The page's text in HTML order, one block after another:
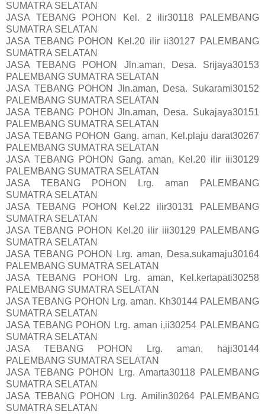
SUMATRA SELATAN
JASA TEBANG POHON Kel. 2 ilir30118 PALEMBANG
SUMATRA SELATAN
JASA TEBANG POHON Kel.20 ilir ii30127 PALEMBANG
SUMATRA SELATAN
JASA TEBANG POHON Jln.aman, Desa. Srijaya30153
PALEMBANG SUMATRA SELATAN
JASA TEBANG POHON Jln.aman, Desa. Sukarami30152
PALEMBANG SUMATRA SELATAN
JASA TEBANG POHON Jln.aman, Desa. Sukajaya30151
PALEMBANG SUMATRA SELATAN
JASA TEBANG POHON Gang. aman, Kel.plaju darat30267
PALEMBANG SUMATRA SELATAN
JASA TEBANG POHON Gang. aman, Kel.20 ilir iii30129
PALEMBANG SUMATRA SELATAN
JASA TEBANG POHON Lrg. aman PALEMBANG
SUMATRA SELATAN
JASA TEBANG POHON Kel.22 ilir30131 PALEMBANG
SUMATRA SELATAN
JASA TEBANG POHON Kel.20 ilir iii30129 PALEMBANG
SUMATRA SELATAN
JASA TEBANG POHON Lrg. aman, Desa.sukamaju30164
PALEMBANG SUMATRA SELATAN
JASA TEBANG POHON Lrg. aman, Kel.kertapati30258
PALEMBANG SUMATRA SELATAN
JASA TEBANG POHON Lrg. aman. Kh30144 PALEMBANG
SUMATRA SELATAN
JASA TEBANG POHON Lrg. aman i,ii30254 PALEMBANG
SUMATRA SELATAN
JASA TEBANG POHON Lrg. aman, haji30144
PALEMBANG SUMATRA SELATAN
JASA TEBANG POHON Lrg. Amarta30118 PALEMBANG
SUMATRA SELATAN
JASA TEBANG POHON Lrg. Amilin30264 PALEMBANG
SUMATRA SELATAN